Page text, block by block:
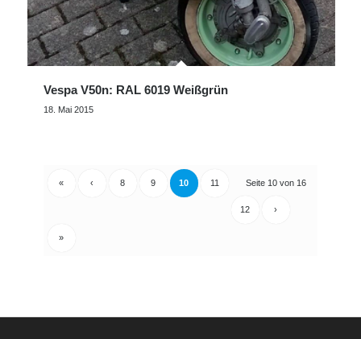
Vespa V50n: RAL 6019 Weißgrün
18. Mai 2015
Seite 10 von 16
« ‹ 8 9 10 11
12 ›
»